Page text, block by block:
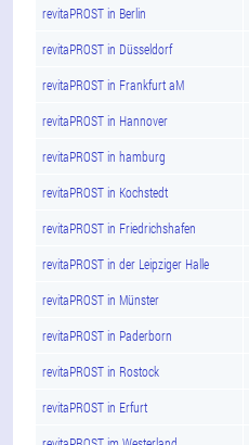
revitaPROST in Berlin
revitaPROST in Düsseldorf
revitaPROST in Frankfurt aM
revitaPROST in Hannover
revitaPROST in hamburg
revitaPROST in Kochstedt
revitaPROST in Friedrichshafen
revitaPROST in der Leipziger Halle
revitaPROST in Münster
revitaPROST in Paderborn
revitaPROST in Rostock
revitaPROST in Erfurt